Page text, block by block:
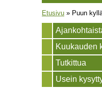
Olet
Etusivu » Puun
Kuukauden
Tutkittua
Usein